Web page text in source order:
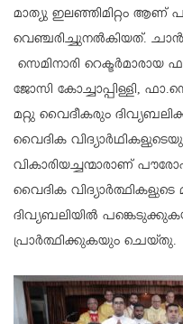
മാത്യു ഇലഞ്ഞിമിറ്റം ആണ്
വെഞ്ചരിച്ചുനൽകിയത്.
സെമിനാരി
ജോസി കോച്ചാപ്പിള്ളി,
മറ്റു വൈദീകരും
വൈദിക
വികാരിയച്ചന്മാരാണ്‌
വൈദിക
ദിവ്യബലിയിൽ
പ്രാർത്ഥിക്കുകയും ചെയ്തു.